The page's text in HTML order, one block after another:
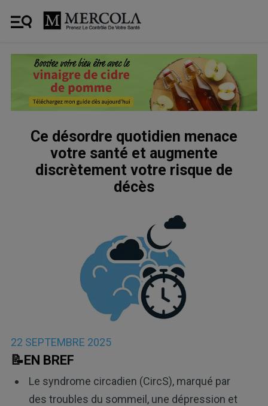
Ce désordre quotidien menace
votre santé et augmente
discrètement votre risque de
décès
22 SEPTEMBRE 2025
📝EN BREF
Le syndrome circadien (CircS), marqué par
des troubles du sommeil, une dépression et